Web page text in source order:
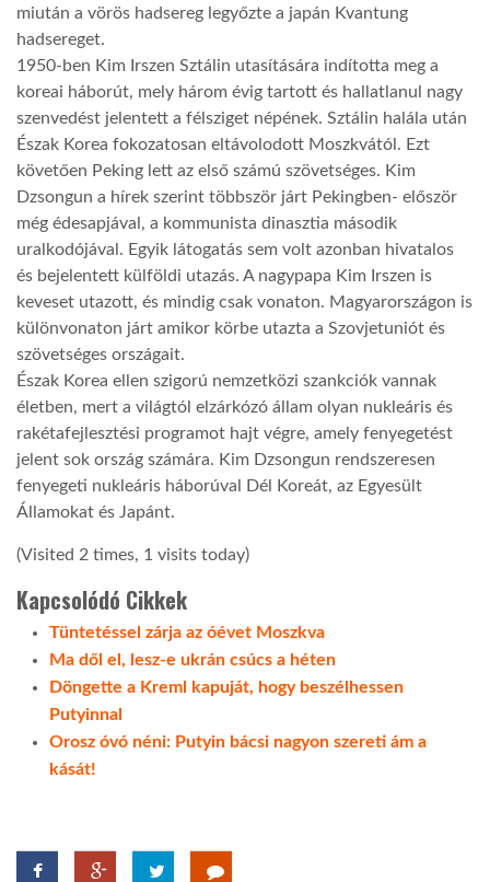
DOBRAVERO.HU
LATIMO.HU
GLOBOBOOK
miután a vörös hadsereg legyőzte a japán Kvantung
hadsereget.
1950-ben Kim Irszen Sztálin utasítására indította meg a
koreai háborút, mely három évig tartott és hallatlanul nagy
szenvedést jelentett a félsziget népének. Sztálin halála után
Észak Korea fokozatosan eltávolodott Moszkvától. Ezt
követően Peking lett az első számú szövetséges. Kim
Dzsongun a hírek szerint többször járt Pekingben- először
még édesapjával, a kommunista dinasztia második
uralkodójával. Egyik látogatás sem volt azonban hivatalos
és bejelentett külföldi utazás. A nagypapa Kim Irszen is
keveset utazott, és mindig csak vonaton. Magyarországon is
különvonaton járt amikor körbe utazta a Szovjetuniót és
szövetséges országait.
Észak Korea ellen szigorú nemzetközi szankciók vannak
életben, mert a világtól elzárkózó állam olyan nukleáris és
rakétafejlesztési programot hajt végre, amely fenyegetést
jelent sok ország számára. Kim Dzsongun rendszeresen
fenyegeti nukleáris háborúval Dél Koreát, az Egyesült
Államokat és Japánt.
(Visited 2 times, 1 visits today)
Kapcsolódó Cikkek
Tüntetéssel zárja az óévet Moszkva
Ma dől el, lesz-e ukrán csúcs a héten
Döngette a Kreml kapuját, hogy beszélhessen
Putyinnal
Orosz óvó néni: Putyin bácsi nagyon szereti ám a
kását!